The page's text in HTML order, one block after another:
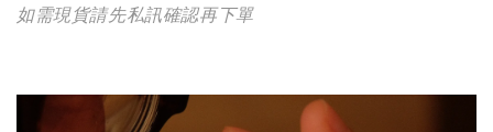
如需現貨請先私訊確認再下單